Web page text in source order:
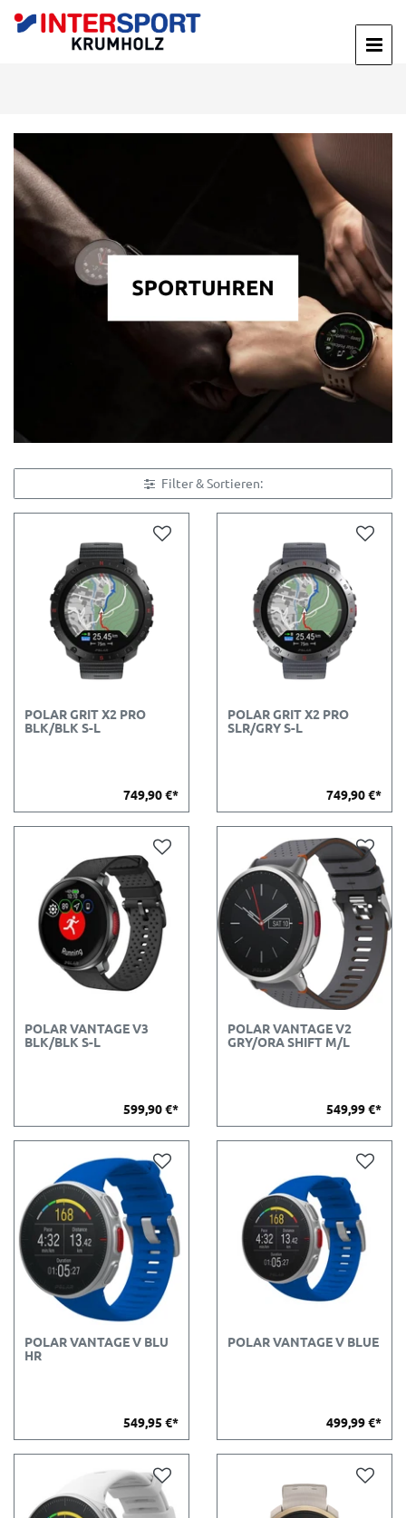
Filter & Sortieren:
POLAR GRIT X2 PRO
BLK/BLK S-L
749,90 €*
POLAR GRIT X2 PRO
SLR/GRY S-L
749,90 €*
POLAR VANTAGE V3
BLK/BLK S-L
599,90 €*
POLAR VANTAGE V2
GRY/ORA SHIFT M/L
549,99 €*
POLAR VANTAGE V BLU
HR
549,95 €*
POLAR VANTAGE V BLUE
499,99 €*